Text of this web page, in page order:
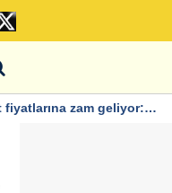
fiyatlarına zam geliyor: